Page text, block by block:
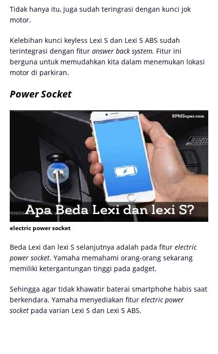
Tidak hanya itu, juga sudah teringrasi dengan kunci jok
motor.
Kelebihan kunci keyless Lexi S dan Lexi S ABS sudah
terintegrasi dengan fitur answer back system. Fitur ini
berguna untuk memudahkan kita dalam menemukan lokasi
motor di parkiran.
Power Socket
electric power socket
Beda Lexi dan lexi S selanjutnya adalah pada fitur electric
power socket. Yamaha memahami orang-orang sekarang
memiliki ketergantungan tinggi pada gadget.
Sehingga agar tidak khawatir baterai smartphohe habis saat
berkendara. Yamaha menyediakan fitur electric power
socket pada varian Lexi S dan Lexi S ABS.